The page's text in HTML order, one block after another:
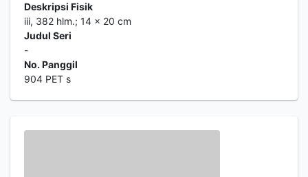
Deskripsi Fisik
iii, 382 hlm.; 14 x 20 cm
Judul Seri
-
No. Panggil
904 PET s